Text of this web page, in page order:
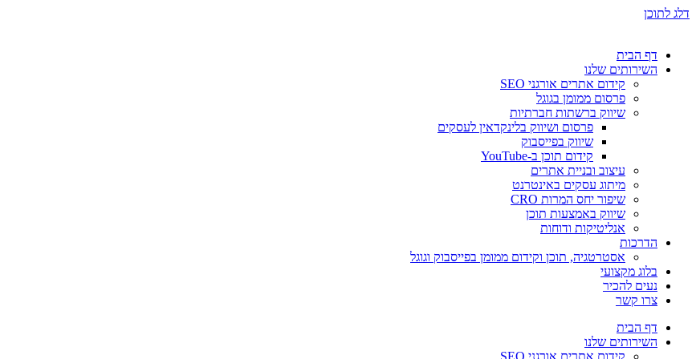
דלג לתוכן
דף הבית
השירותים שלנו
קידום אתרים אורגני SEO
פרסום ממומן בגוגל
שיווק ברשתות חברתיות
פרסום ושיווק בלינקדאין לעסקים
שיווק בפייסבוק
קידום תוכן ב-YouTube
עיצוב ובניית אתרים
מיתוג עסקים באינטרנט
שיפור יחס המרות CRO
שיווק באמצעות תוכן
אנליטיקות ודוחות
הדרכות
אסטרטגיה, תוכן וקידום ממומן בפייסבוק וגוגל
בלוג מקצועי
נעים להכיר
צרו קשר
דף הבית
השירותים שלנו
קידום אתרים אורגני SEO